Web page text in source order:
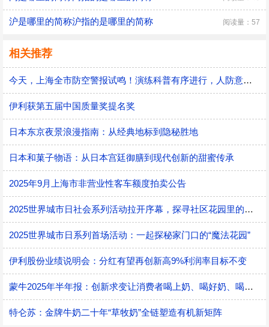
沪是哪里的简称沪指的是哪里的简称 阅读量：57
相关推荐
今天，上海全市防空警报试鸣！演练科普有序进行，人防意识“声入人心”
伊利获第五届中国质量奖提名奖
日本东京夜景浪漫指南：从经典地标到隐秘胜地
日本和菓子物语：从日本宫廷御膳到现代创新的甜蜜传承
2025年9月上海市非营业性客车额度拍卖公告
2025世界城市日社会系列活动拉开序幕，探寻社区花园里的智慧应用
2025世界城市日系列首场活动：一起探秘家门口的“魔法花园”
伊利股份业绩说明会：分红有望再创新高9%利润率目标不变
蒙牛2025年半年报：创新求变让消费者喝上奶、喝好奶、喝对奶
特仑苏：金牌牛奶二十年“草牧奶”全链塑造有机新矩阵